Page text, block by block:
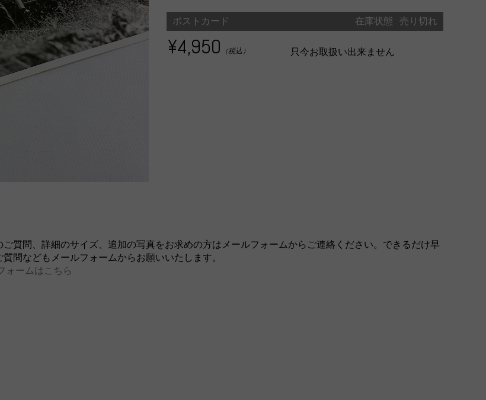
ポストカード 在庫状態 : 売り切れ
¥4,950 （税込） 只今お取扱い出来ません
質問、詳細のサイズ、追加の写真をお求めの方はメールフォームからご連絡ください。できるだけ早
問などもメールフォームからお願いいたします。
ォームはこちら